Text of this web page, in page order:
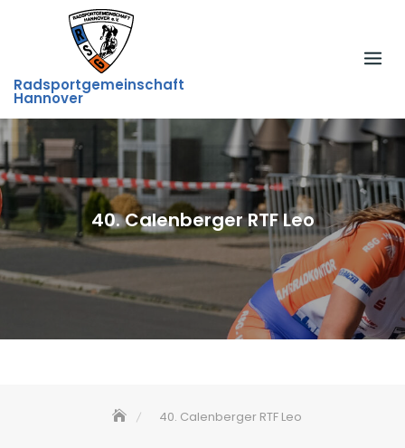
Radsportgemeinschaft
Hannover
40. Calenberger RTF Leo
40. Calenberger RTF Leo